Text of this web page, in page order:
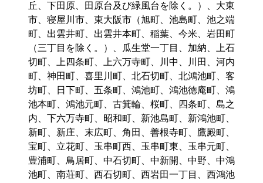
丘、下田原、田原台及び緑風台を除く。）、大東
市、寝屋川市、東大阪市（旭町、池島町、池之端
町、出雲井町、出雲井本町、稲葉、今米、岩田町
（三丁目を除く。）、瓜生堂一丁目、加納、上石
切町、上四条町、上六万寺町、川中、川田、河内
町、神田町、喜里川町、北石切町、北鴻池町、客
坊町、日下町、五条町、鴻池町、鴻池徳庵町、鴻
池本町、鴻池元町、古箕輪、桜町、四条町、島之
内、下六万寺町、昭和町、新池島町、新鴻池町、
新町、新庄、末広町、角田、善根寺町、鷹殿町、
宝町、立花町、玉串町西、玉串町東、玉串元町、
豊浦町、鳥居町、中石切町、中新開、中野、中鴻
池町、南荘町、西石切町、西岩田一丁目、西鴻池